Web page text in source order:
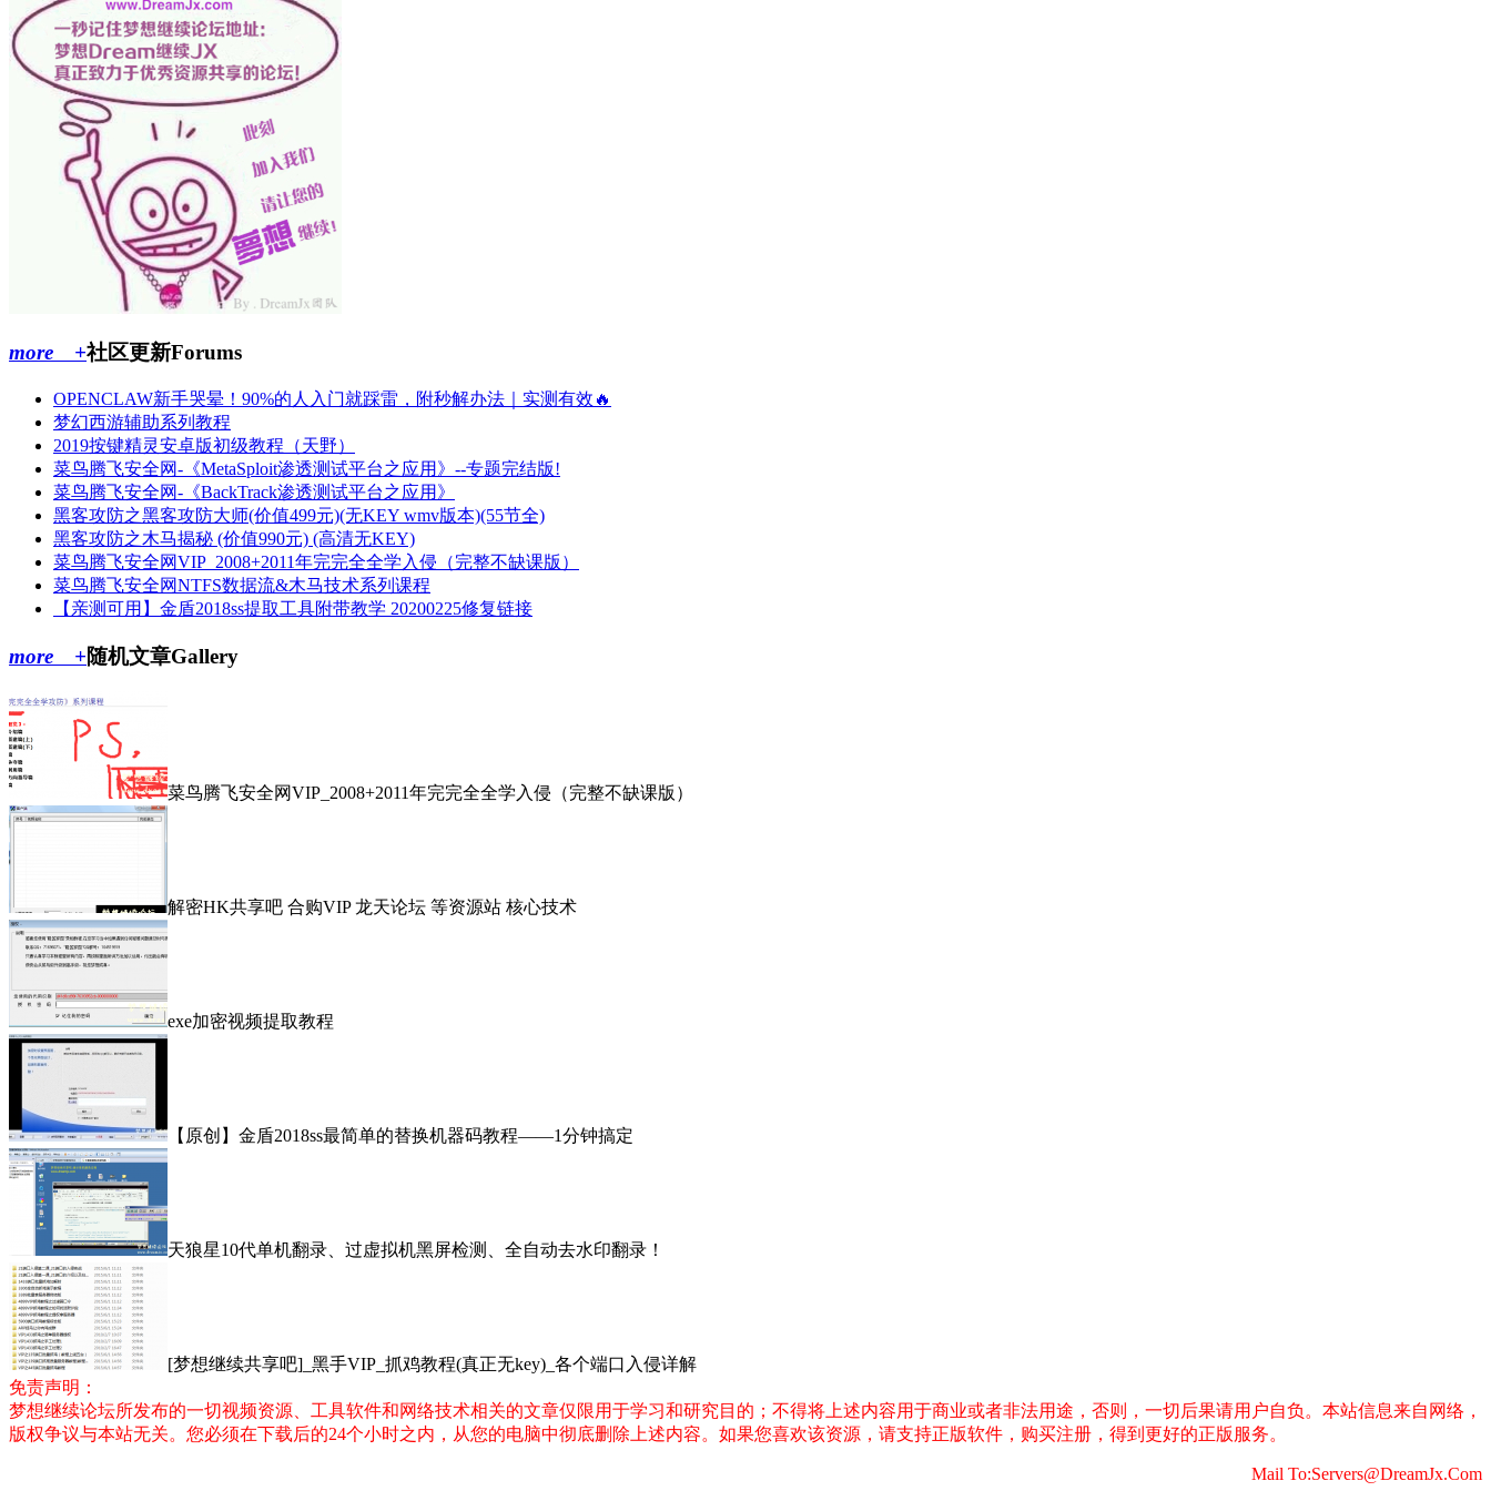
more +社区更新Forums
OPENCLAW新手哭晕！90%的人入门就踩雷，附秒解办法｜实测有效🔥
梦幻西游辅助系列教程
2019按键精灵安卓版初级教程（天野）
菜鸟腾飞安全网-《MetaSploit渗透测试平台之应用》--专题完结版!
菜鸟腾飞安全网-《BackTrack渗透测试平台之应用》
黑客攻防之黑客攻防大师(价值499元)(无KEY wmv版本)(55节全)
黑客攻防之木马揭秘 (价值990元) (高清无KEY)
菜鸟腾飞安全网VIP_2008+2011年完完全全学入侵（完整不缺课版）
菜鸟腾飞安全网NTFS数据流&木马技术系列课程
【亲测可用】金盾2018ss提取工具附带教学 20200225修复链接
more +随机文章Gallery
菜鸟腾飞安全网VIP_2008+2011年完完全全学入侵（完整不缺课版）
解密HK共享吧 合购VIP 龙天论坛 等资源站 核心技术
exe加密视频提取教程
【原创】金盾2018ss最简单的替换机器码教程——1分钟搞定
天狼星10代单机翻录、过虚拟机黑屏检测、全自动去水印翻录！
[梦想继续共享吧]_黑手VIP_抓鸡教程(真正无key)_各个端口入侵详解
免责声明：
梦想继续论坛所发布的一切视频资源、工具软件和网络技术相关的文章仅限用于学习和研究目的；不得将上述内容用于商业或者非法用途，否则，一切后果请用户自负。本站信息来自网络，
版权争议与本站无关。您必须在下载后的24个小时之内，从您的电脑中彻底删除上述内容。如果您喜欢该资源，请支持正版软件，购买注册，得到更好的正版服务。
Mail To:Servers@DreamJx.Com